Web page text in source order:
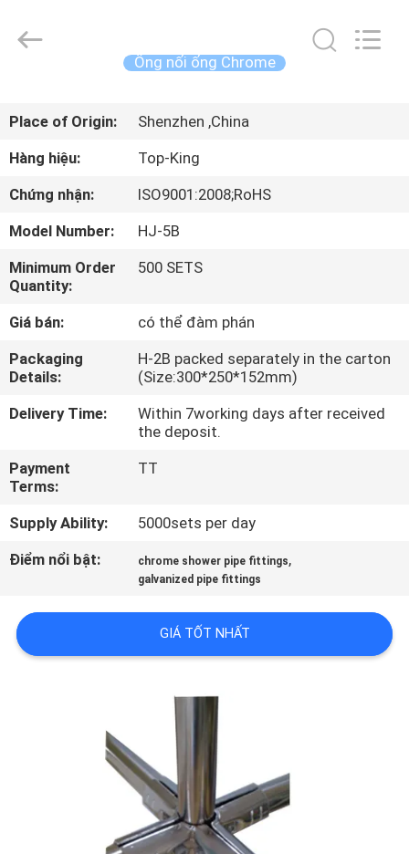
SẢN
PHẨM
VỀ
CHÚNG
CHUYẾN
QUAN
NHÀ
MÁY
KIỂM
CHẤT
LƯỢNG
Shenzhen
Jingji
Reserved.
Ống nối ống Chrome
Place of Origin:
Shenzhen ,China
Hàng hiệu:
Top-King
Chứng nhận:
ISO9001:2008;RoHS
Model Number:
HJ-5B
Minimum Order
Quantity:
500 SETS
Giá bán:
có thể đàm phán
Packaging
Details:
H-2B packed separately in the carton
(Size:300*250*152mm)
Delivery Time:
Within 7working days after received
the deposit.
Payment
Terms:
TT
Supply Ability:
5000sets per day
Điểm nổi bật:
chrome shower pipe fittings,
galvanized pipe fittings
GIÁ TỐT NHẤT